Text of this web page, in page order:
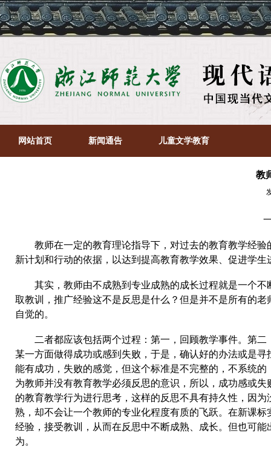
网站首页 新闻通告 儿童文学教育
教
教师在一定的教育理论指导下，对过去的教育教学经
新计划和行动的依据，以达到提高教育教学效果、促进学
其实，教师由不成熟到专业成熟的成长过程就是一个
取教训，推广经验这不是反思是什么？但是并不是所有的
自觉的。
二者都应该包括两个过程：第一，回顾教学事件。第
某一方面做得成功或感到失败，于是，确认好的办法或是
能有成功，失败的感觉，但这个标准是不完整的，不系统
为教师并没有教育教学必须反思的意识，所以，成功感或
的教育教学行为进行思考，这样的反思不具有持久性，因
熟，却不会让一个教师的专业化程度有质的飞跃。在新课
经验，接受教训，从而在反思中不断成熟、成长。但也可
为。